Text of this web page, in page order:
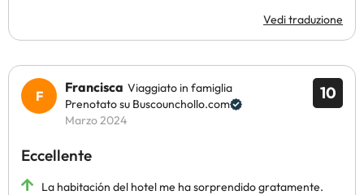
Vedi traduzione
10
Francisca Viaggiato in famiglia
Prenotato su Buscounchollo.com
Marzo 2024
Eccellente
La habitación del hotel me ha sorprendido gratamente.